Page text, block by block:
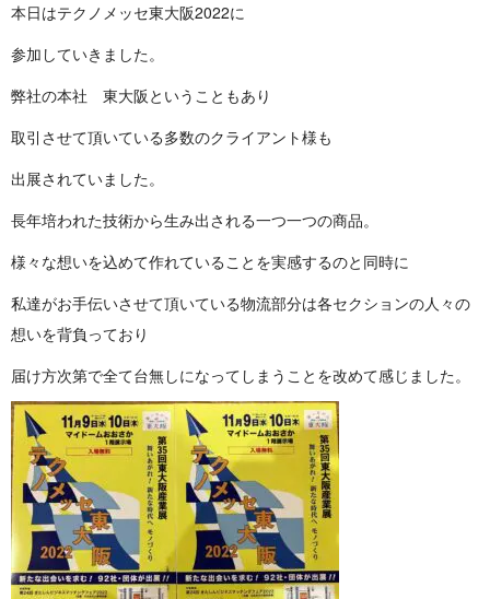
本日はテクノメッセ東大阪2 0 2 2 に
参加していき ま し た 。
弊社の本社 東大阪というこ と も あ り
取引させて頂いている多数のクライア ン ト 様 も
出展されてい ま し た 。
長年培われた技術から生み出される一つ一つ の 商 品 。
様々な想いを込めて作れていることを実感するの と 同 時 に
私達がお手伝いさせて頂いている物流部分は各セクションの人々の
想いを背負 っ て お り
届け方次第で全て台無しになってしまうことを改めて感じ ま し た 。